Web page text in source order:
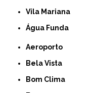
Vila Mariana
Água Funda
Aeroporto
Bela Vista
Bom Clima